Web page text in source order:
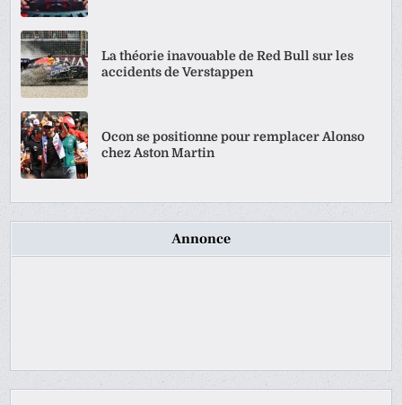
La théorie inavouable de Red Bull sur les
accidents de Verstappen
Ocon se positionne pour remplacer Alonso
chez Aston Martin
Annonce